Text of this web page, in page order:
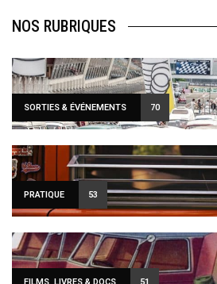
NOS RUBRIQUES
SORTIES & ÉVÉNEMENTS 70
PRATIQUE 53